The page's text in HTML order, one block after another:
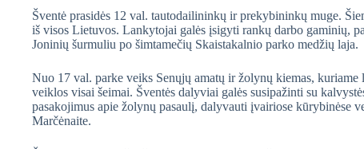
Šventė prasidės 12 val. tautodailininkų ir prekybininkų muge.
iš visos Lietuvos. Lankytojai galės įsigyti rankų darbo gaminių,
Joninių šurmuliu po šimtamečių Skaistakalnio parko medžių laja.
Nuo 17 val. parke veiks Senųjų amatų ir žolynų kiemas,
veiklos visai šeimai. Šventės dalyviai galės susipažinti su
pasakojimus apie žolynų pasaulį, dalyvauti įvairiose kūrybinėse
Marčėnaite.